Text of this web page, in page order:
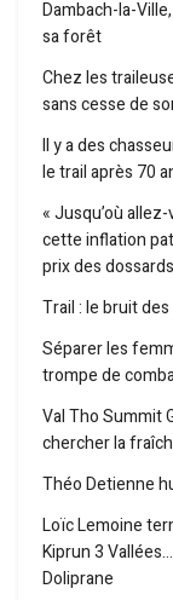
Dambach-la-
sa forêt
Chez les
sans cesse de
Il y a des
le trail après 70
« Jusqu’où
cette inflation
prix des
Trail : le bruit
Séparer les
trompe de
Val Tho Summit
chercher la
Théo Detienne
Loïc Lemoine
Kiprun 3
Doliprane